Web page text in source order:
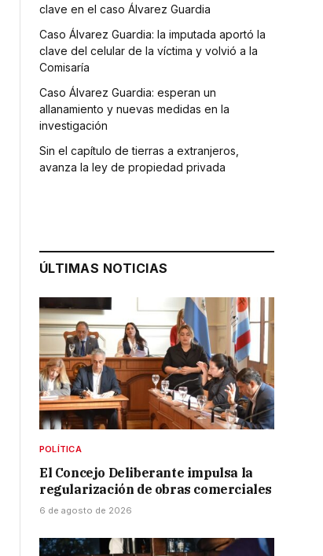
clave en el caso Álvarez Guardia
Caso Álvarez Guardia: la imputada aportó la
clave del celular de la víctima y volvió a la
Comisaría
Caso Álvarez Guardia: esperan un
allanamiento y nuevas medidas en la
investigación
Sin el capítulo de tierras a extranjeros,
avanza la ley de propiedad privada
ÚLTIMAS NOTICIAS
POLÍTICA
El Concejo Deliberante impulsa la
regularización de obras comerciales
6 de agosto de 2026